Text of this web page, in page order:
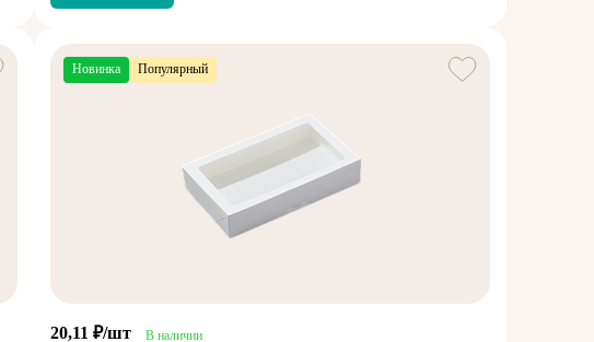
Новинка Популярный
20,11 ₽/шт В наличии